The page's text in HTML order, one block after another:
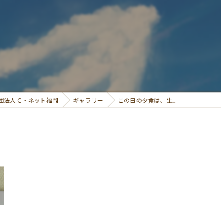
法人Ｃ・ネット福岡 ギャラリー この日の夕食は、生…